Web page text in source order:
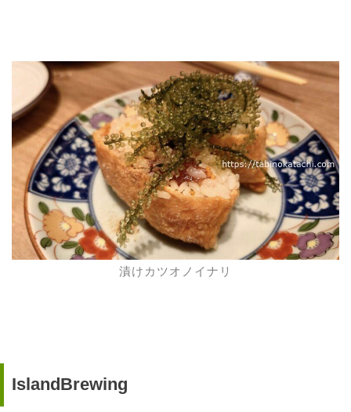
漬けカツオノイナリ
IslandBrewing